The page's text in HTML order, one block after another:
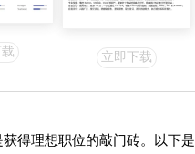
立即下载
得理想职位的敲门砖。以下是